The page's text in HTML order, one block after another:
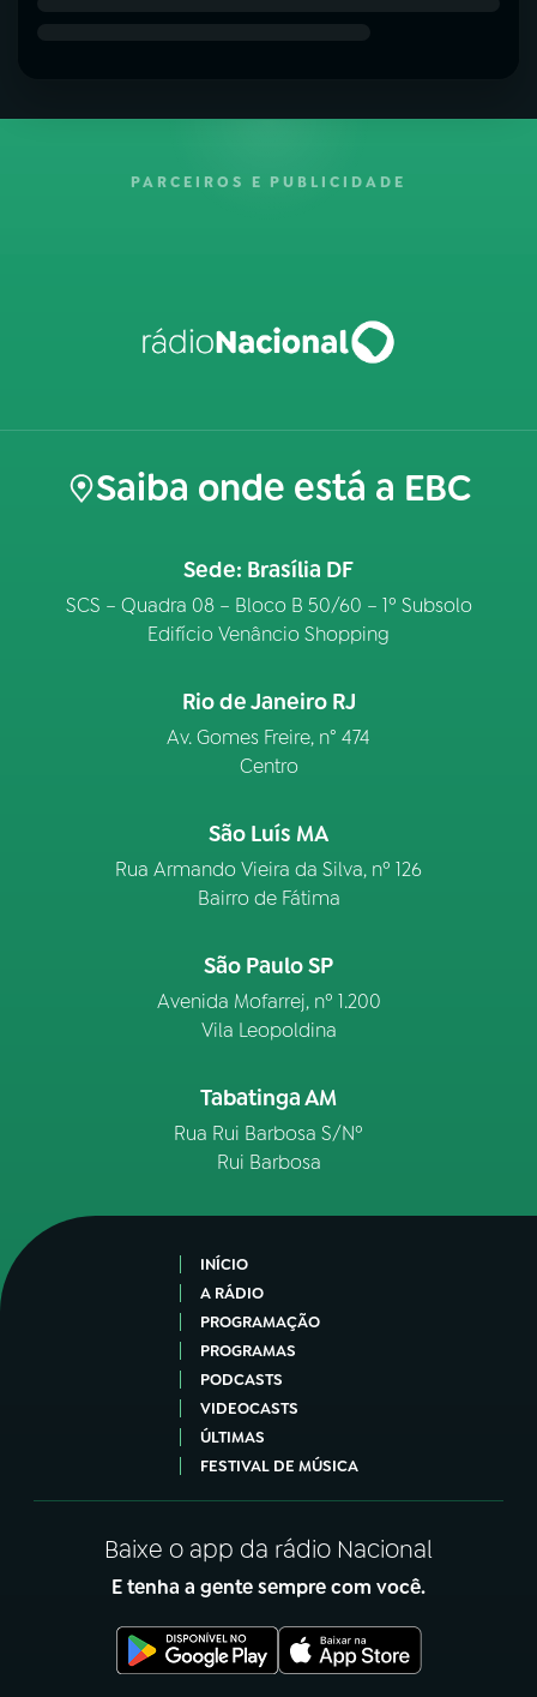
PARCEIROS E PUBLICIDADE
Saiba onde está a EBC
Sede: Brasília DF
SCS – Quadra 08 – Bloco B 50/60 – 1º Subsolo
Edifício Venâncio Shopping
Rio de Janeiro RJ
Av. Gomes Freire, n° 474
Centro
São Luís MA
Rua Armando Vieira da Silva, nº 126
Bairro de Fátima
São Paulo SP
Avenida Mofarrej, nº 1.200
Vila Leopoldina
Tabatinga AM
Rua Rui Barbosa S/Nº
Rui Barbosa
INÍCIO
A RÁDIO
PROGRAMAÇÃO
PROGRAMAS
PODCASTS
VIDEOCASTS
ÚLTIMAS
FESTIVAL DE MÚSICA
Baixe o app da rádio Nacional
E tenha a gente sempre com você.